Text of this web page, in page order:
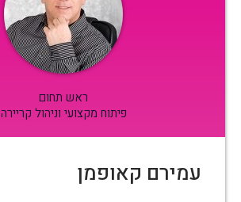
עמירם קאופמן
ראש תחום
פיתוח מקצועי וניהול קריירה